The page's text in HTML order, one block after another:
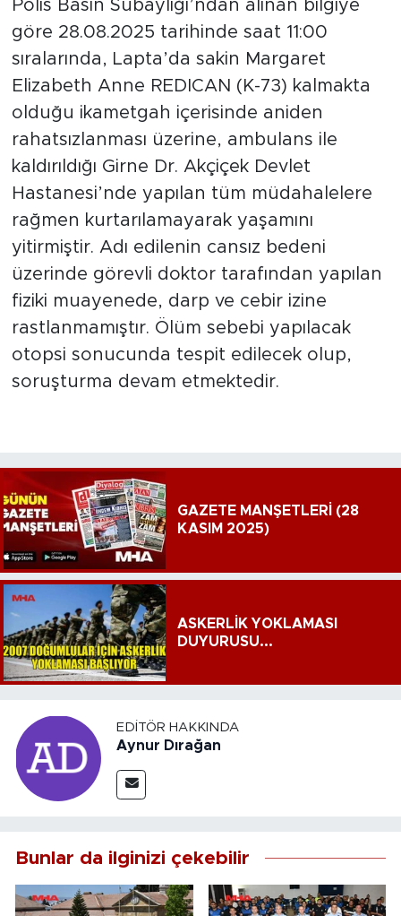
Polis Basın Subaylığı’ndan alınan bilgiye
göre 28.08.2025 tarihinde saat 11:00
sıralarında, Lapta’da sakin Margaret
Elizabeth Anne REDICAN (K-73) kalmakta
olduğu ikametgah içerisinde aniden
rahatsızlanması üzerine, ambulans ile
kaldırıldığı Girne Dr. Akçiçek Devlet
Hastanesi’nde yapılan tüm müdahalelere
rağmen kurtarılamayarak yaşamını
yitirmiştir. Adı edilenin cansız bedeni
üzerinde görevli doktor tarafından yapılan
fiziki muayenede, darp ve cebir izine
rastlanmamıştır. Ölüm sebebi yapılacak
otopsi sonucunda tespit edilecek olup,
soruşturma devam etmektedir.
GAZETE MANŞETLERİ (28
KASIM 2025)
ASKERLİK YOKLAMASI
DUYURUSU...
EDITÖR HAKKINDA
Aynur Dırağan
Bunlar da ilginizi çekebilir